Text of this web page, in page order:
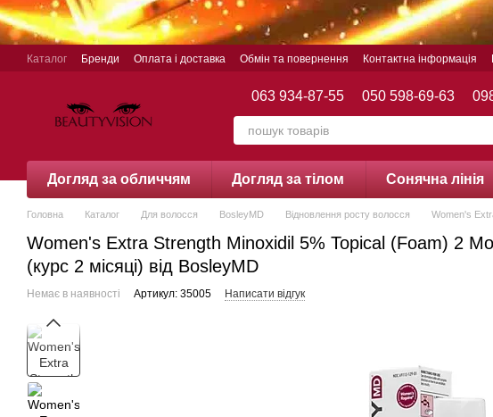
Перейти до основного контенту
Каталог Бренди Оплата і доставка Обмін та повернення Контактна інформація
063 934-87-55 050 598-69-63
Догляд за обличчям Догляд за тілом Сонячна лінія
Головна Каталог Для волосся BosleyMD Відновлення росту волосся Women's
Women's Extra Strength Minoxidil 5% Topical (Foam) 2
(курс 2 місяці) від BosleyMD
Немає в наявності Артикул: 35005 Написати відгук